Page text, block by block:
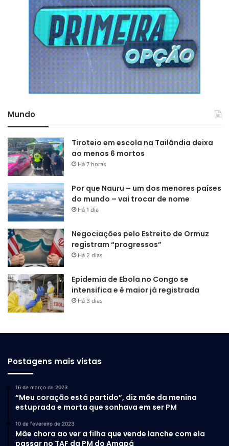
Mundo
Tiroteio em escola na Tailândia deixa
ao menos 6 mortos
Há 7 horas
Por que Nauru – um dos menores países
do mundo – vai trocar de nome
Há 1 dia
Negociações pelo Estreito de Ormuz
registram “progressos”
Há 2 dias
Epidemia de Ebola no Congo se
intensifica e é maior já registrada
Há 3 dias
Postagens mais vistas
16 de março de 2023
“Meu coração está partido”, diz mãe da menina
estuprada e morta que sonhava em ser PM
10 de fevereiro de 2023
Mãe chora ao ver a filha que vende lanche com ela
passar no TAF da PM do Amapá